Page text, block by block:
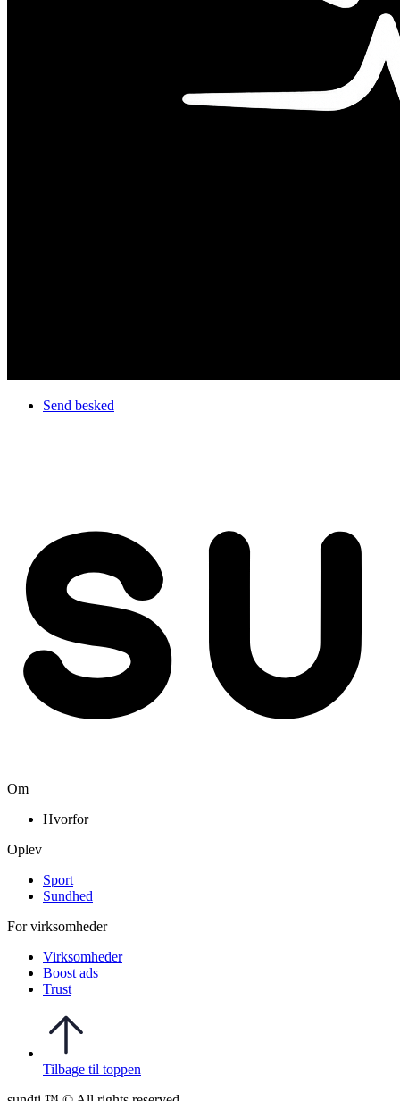
Send besked
Om
Hvorfor
Oplev
Sport
Sundhed
For virksomheder
Virksomheder
Boost ads
Trust
Tilbage til toppen